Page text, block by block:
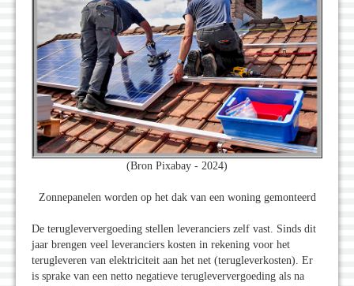
(Bron Pixabay - 2024)
Zonnepanelen worden op het dak van een woning gemonteerd
De terugleververgoeding stellen leveranciers zelf vast. Sinds dit
jaar brengen veel leveranciers kosten in rekening voor het
terugleveren van elektriciteit aan het net (terugleverkosten). Er
is sprake van een netto negatieve terugleververgoeding als na